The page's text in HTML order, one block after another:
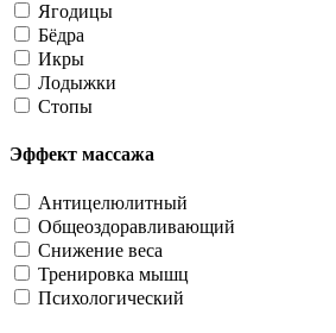
Ягодицы
Бёдра
Икры
Лодыжки
Стопы
Эффект массажа
Антицелюлитный
Общеоздоравливающий
Снижение веса
Тренировка мышц
Психологический